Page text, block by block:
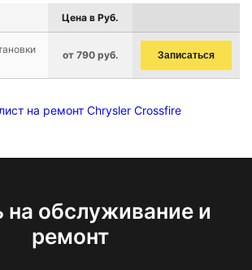
Цена в Руб.
от 790 руб. Записаться
на ремонт Chrysler Crossfire
на обслуживание и
ремонт